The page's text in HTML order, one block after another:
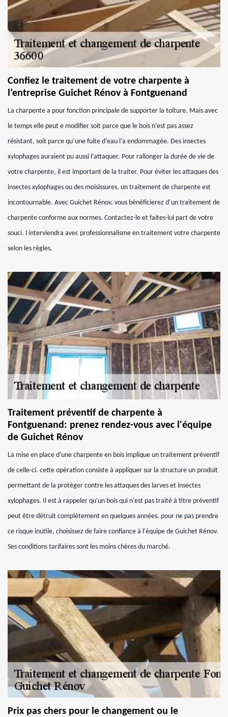
Confiez le traitement de votre charpente à
l’entreprise Guichet Rénov à Fontguenand
La charpente a pour fonction principale de supporter la toiture. Mais avec
le temps elle peut e modifier soit parce que le bois n’est pas assez
résistant, soit parce qu’une fuite d’eau l’a endommagée. Des insectes
xylophages auraient pu aussi l’attaquer. Pour rallonger la durée de vie de
votre charpente, il est important de la traiter. Pour éviter les attaques des
insectes xylophages ou des moisissures, un traitement de charpente est
incontournable. Avec Guichet Rénov, vous bénéficierez d’un traitement de
charpente conforme aux normes. Contactez-le et faites-lui part de votre
souci. l interviendra avec professionnalisme en traitement votre charpente
selon les règles.
Traitement préventif de charpente à
Fontguenand: prenez rendez-vous avec l'équipe
de Guichet Rénov
La mise en place d'une charpente en bois implique un traitement préventif
de celle-ci. cette opération consiste à appliquer sur la structure un produit
permettant de la protéger contre les attaques des larves et insectes
xylophages. Il est à rappeler qu'un bois qui n'est pas traité à titre préventif
peut être détruit complètement en quelques années. pour ne pas prendre
ce risque inutile, choisissez de faire confiance à l'équipe de Guichet Rénov.
Ses conditions tarifaires sont les moins chères du marché.
Prix pas chers pour le changement ou le